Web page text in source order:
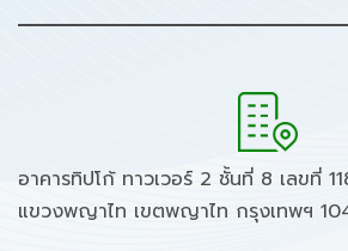
อาคารทิปโก้ ทาวเวอร์ 2 ชั้นที่ 8 เลขที่
แขวงพญาไท เขตพญาไท กรุงเทพฯ